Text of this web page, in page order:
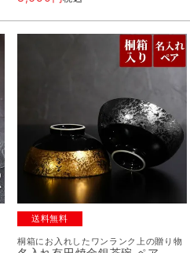
送料無料
桐箱にお入れしたワンランク上の贈り物